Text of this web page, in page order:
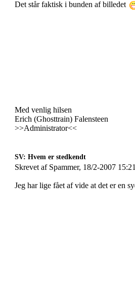
Det står faktisk i bunden af billedet
Med venlig hilsen
Erich (Ghosttrain) Falensteen
>>Administrator<<
SV: Hvem er stedkendt
Skrevet af Spammer, 18/2-2007
Jeg har lige fået af vide at det er en